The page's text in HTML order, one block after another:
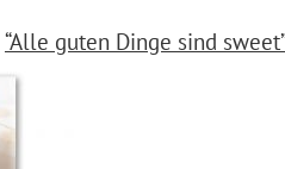
“Alle guten Dinge sind